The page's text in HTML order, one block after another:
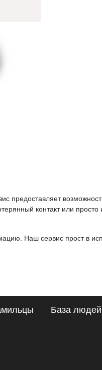
предоставляет
контакт или просто
Наш сервис прост в
База людей